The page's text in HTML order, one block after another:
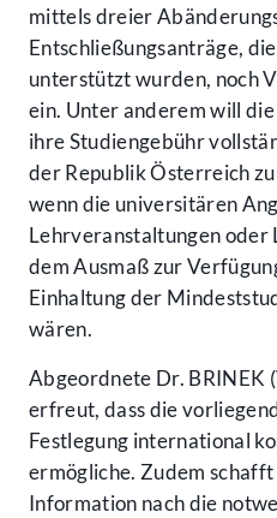
mittels dreier
Entschließungsanträge,
unterstützt wurden, noch
ein. Unter anderem will
ihre Studiengebühr
der Republik Österreich
wenn die universitären
Lehrveranstaltungen oder
dem Ausmaß zur
Einhaltung der
wären.
Abgeordnete Dr. BRINEK
erfreut, dass die
Festlegung international
ermögliche. Zudem
Information nach die